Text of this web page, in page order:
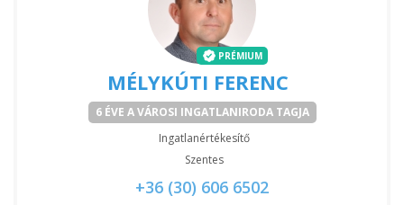
PRÉMIUM
MÉLYKÚTI FERENC
6 ÉVE A VÁROSI INGATLANIRODA TAGJA
Ingatlanértékesítő
Szentes
+36 (30) 606 6502